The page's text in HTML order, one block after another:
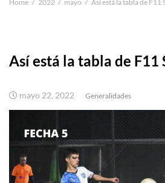
Home 2022 mayo Así está la tabla de F11
Así está la tabla de F11
mayo 22, 2022 Generalidades